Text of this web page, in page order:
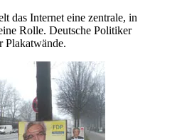
das Internet eine zentrale, in
Rolle. Deutsche Politiker
Plakatwände.